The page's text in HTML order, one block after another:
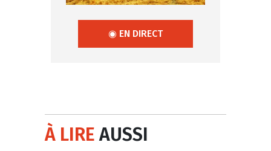
◉ EN DIRECT
À LIREAUSSI